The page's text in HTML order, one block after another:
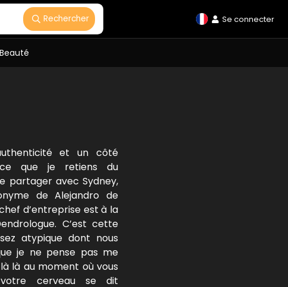
Rechercher Se connecter
Beauté
et un côté
ce que je retiens du
partager avec Sydney,
de Alejandro de
chef d’entreprise est à la
C’est cette
atypique dont nous
je ne pense pas me
là au moment où vous
cerveau se dit